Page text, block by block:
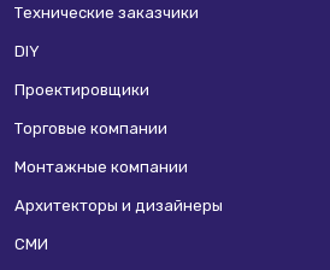
Технические заказчики
DIY
Проектировщики
Торговые компании
Монтажные компании
Архитекторы и дизайнеры
СМИ